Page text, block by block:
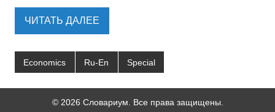
ЧИТАТЬ ДАЛЕЕ
Economics Ru-En Special
© 2026 Словариум. Все права защищены.